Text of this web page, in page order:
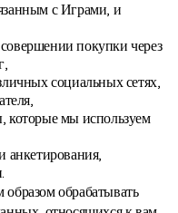
с Играми, и
покупки через
социальных сетях,
которые мы используем
анкетирования,
обрабатывать